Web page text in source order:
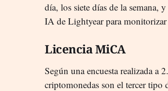
día, los siete días de la semana,
IA de Lightyear para
Licencia MiCA
Según una encuesta realizada a
criptomonedas son el tercer tipo